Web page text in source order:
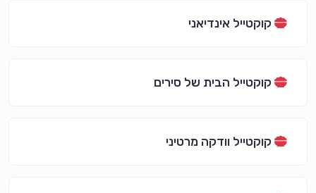
קוקטייל אינדיאני
קוקטייל הבית של סירים
קוקטייל וודקה מרטיני